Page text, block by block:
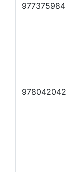
977375984
978042042